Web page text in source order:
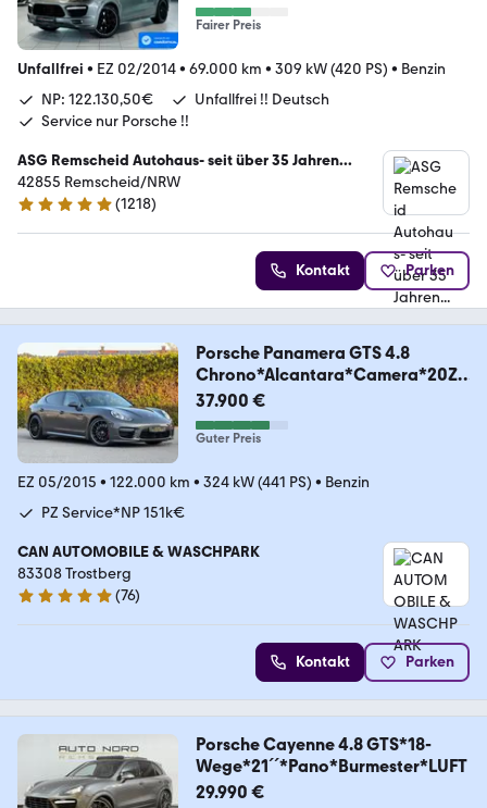
Fairer Preis
Unfallfrei • EZ 02/2014• 69.000 km • 309 kW (420 PS) • Benzin
NP: 122.130,50€
Unfallfrei !! Deutsch
Service nur Porsche !!
ASG Remscheid Autohaus- seit über 35 Jahren...
42855 Remscheid/NRW
4.8 Sterne
(1218)
Kontakt Parken
Porsche Panamera GTS 4.8
Chrono*Alcantara*Camera*20Zo
ll
37.900 €
Guter Preis
EZ 05/2015 • 122.000 km • 324 kW (441 PS) • Benzin
PZ Service*NP 151k€
CAN AUTOMOBILE & WASCHPARK
83308 Trostberg
4.9 Sterne
(76)
Kontakt Parken
Porsche Cayenne 4.8 GTS*18-
Wege*21´´*Pano*Burmester*LUFT
29.990 €